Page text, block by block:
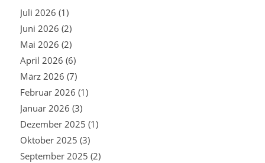
Juli 2026 (1)
Juni 2026 (2)
Mai 2026 (2)
April 2026 (6)
März 2026 (7)
Februar 2026 (1)
Januar 2026 (3)
Dezember 2025 (1)
Oktober 2025 (3)
September 2025 (2)